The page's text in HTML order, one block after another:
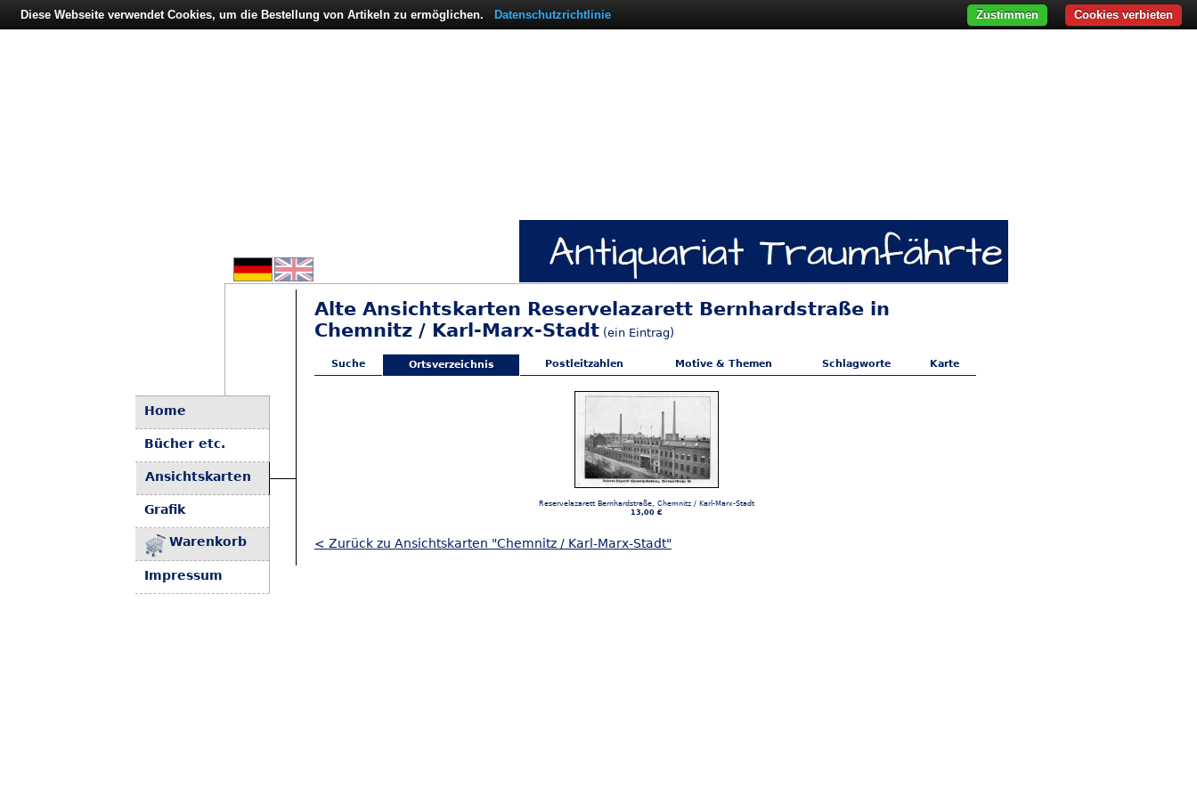
Home
Bücher etc.
Ansichtskarten
Grafik
Warenkorb
Impressum
Alte Ansichtskarten Reservelazarett Bernhardstraße in
Chemnitz / Karl-Marx-Stadt (ein Eintrag)
Suche Ortsverzeichnis Postleitzahlen Motive & Themen Schlagworte Karte
Reservelazarett Bernhardstraße, Chemnitz / Karl-Marx-Stadt
13,00 €
< Zurück zu Ansichtskarten "Chemnitz / Karl-Marx-Stadt"
Diese Webseite verwendet Cookies, um die Bestellung von Artikeln zu ermöglichen. Datenschutzrichtlinie Cookies verbieten
Zustimmen